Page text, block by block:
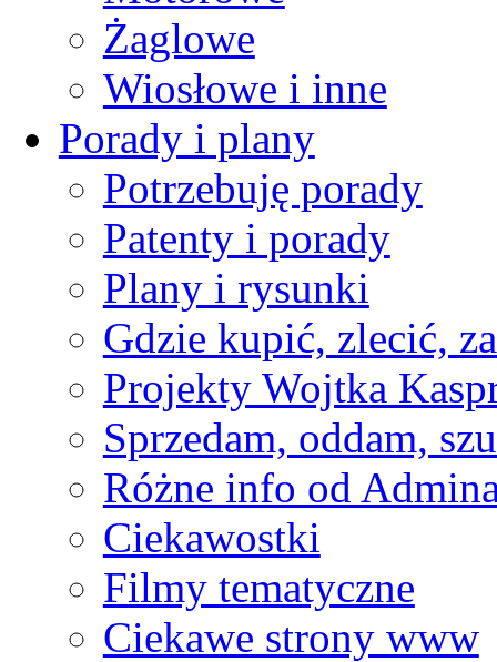
Żaglowe
Wiosłowe i inne
Porady i plany
Potrzebuję porady
Patenty i porady
Plany i rysunki
Gdzie kupić, zlecić,
Projekty Wojtka
Sprzedam, oddam,
Różne info od
Ciekawostki
Filmy tematyczne
Ciekawe strony www